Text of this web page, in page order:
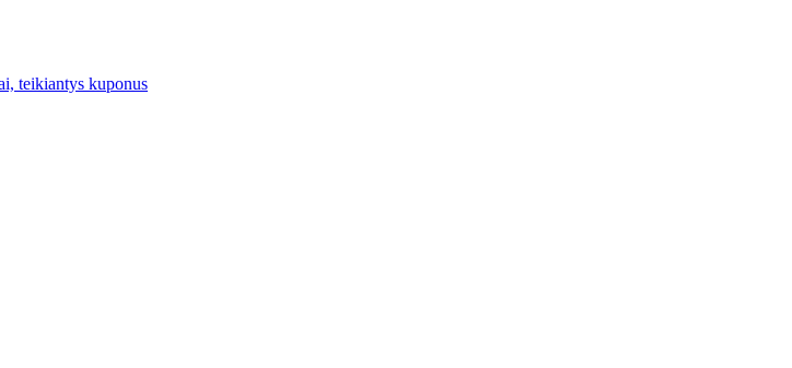
teikiantys kuponus